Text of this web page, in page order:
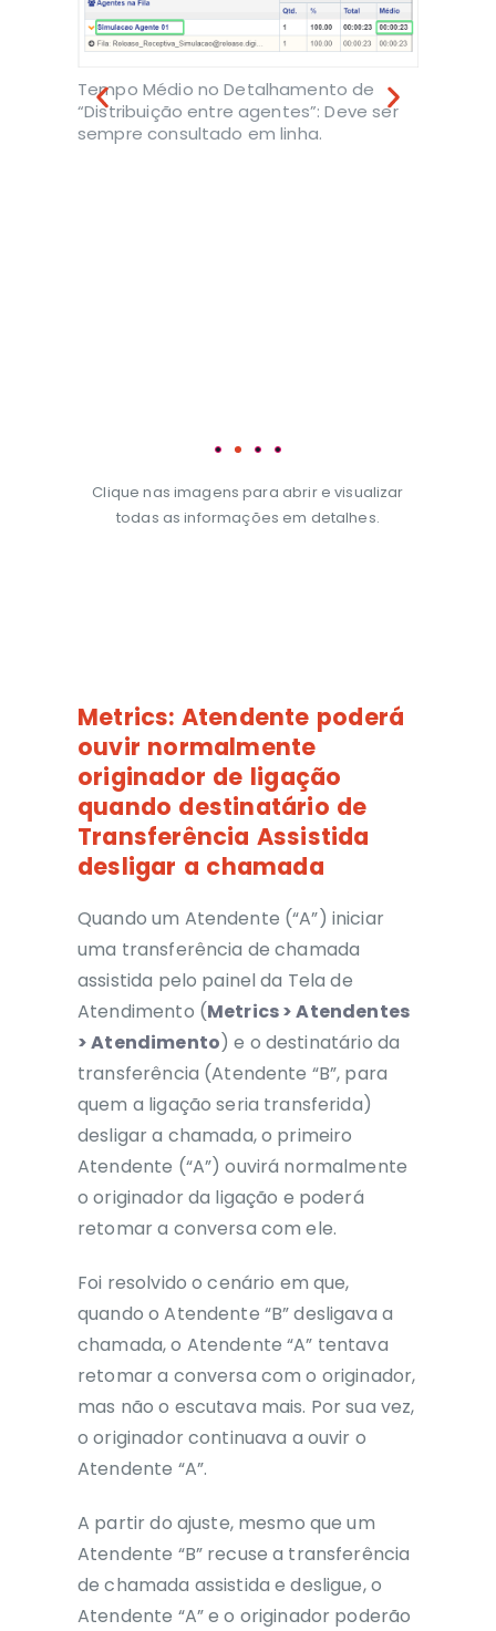
Tempo Médio no Detalhamento de
“Distribuição entre agentes”: Deve ser
sempre consultado em linha.
Clique nas imagens para abrir e visualizar
todas as informações em detalhes.
Metrics: Atendente poderá
ouvir normalmente
originador de ligação
quando destinatário de
Transferência Assistida
desligar a chamada
Quando um Atendente (“A”) iniciar
uma transferência de chamada
assistida pelo painel da Tela de
Atendimento (Metrics > Atendentes
> Atendimento) e o destinatário da
transferência (Atendente “B”, para
quem a ligação seria transferida)
desligar a chamada, o primeiro
Atendente (“A”) ouvirá normalmente
o originador da ligação e poderá
retomar a conversa com ele.
Foi resolvido o cenário em que,
quando o Atendente “B” desligava a
chamada, o Atendente “A” tentava
retomar a conversa com o originador,
mas não o escutava mais. Por sua vez,
o originador continuava a ouvir o
Atendente “A”.
A partir do ajuste, mesmo que um
Atendente “B” recuse a transferência
de chamada assistida e desligue, o
Atendente “A” e o originador poderão